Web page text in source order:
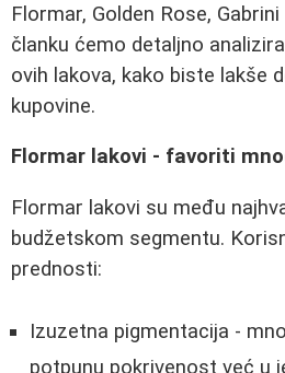
Flormar, Golden Rose,
članku ćemo detaljno
ovih lakova, kako biste lakše
kupovine.
Flormar lakovi - favoriti
Flormar lakovi su među
budžetskom segmentu.
prednosti:
Izuzetna pigmentacija -
potpunu pokrivenost već u